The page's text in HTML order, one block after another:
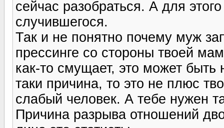
сейчас разобраться. А для
случившегося.
Так и не понятно почему муж
прессинге со стороны твоей
как-то смущает, это может
таки причина, то это не плюс
слабый человек. А тебе нужен
Причина разрыва отношений